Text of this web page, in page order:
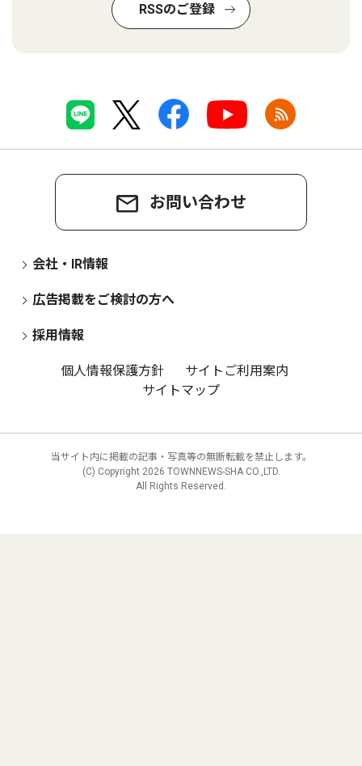
RSSのご登録
お問い合わせ
会社・IR情報
広告掲載をご検討の方へ
採用情報
個人情報保護方針
サイトご利用案内
サイトマップ
当サイト内に掲載の記事・写真等の無断転載を禁止します。
(C) Copyright 2026 TOWNNEWS-SHA CO.,LTD.
All Rights Reserved.